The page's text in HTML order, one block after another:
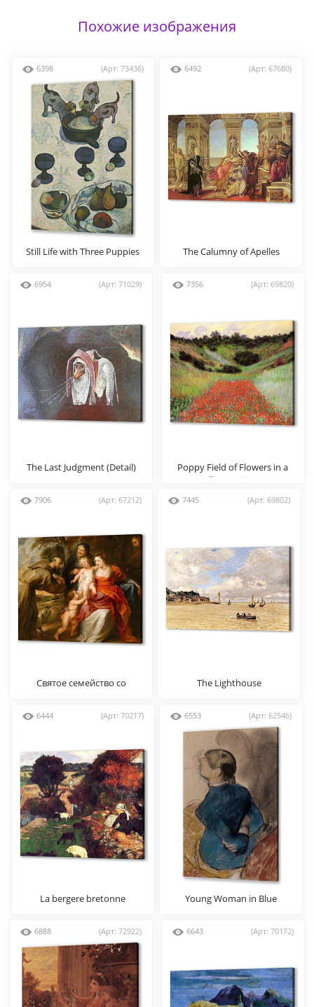
Похожие изображения
6398 (Арт: 73436)
Still Life with Three Puppies
6492 (Арт: 67680)
The Calumny of Apelles
6954 (Арт: 71029)
The Last Judgment (Detail)
7356 (Арт: 69820)
Poppy Field of Flowers in a
Valley at Giverny
7906 (Арт: 67212)
Святое семейство со
Иоанном Крестителем
7445 (Арт: 69802)
The Lighthouse
6444 (Арт: 70217)
La bergere bretonne
6553 (Арт: 62546)
Young Woman in Blue
6888 (Арт: 72922) 6643 (Арт: 70172)